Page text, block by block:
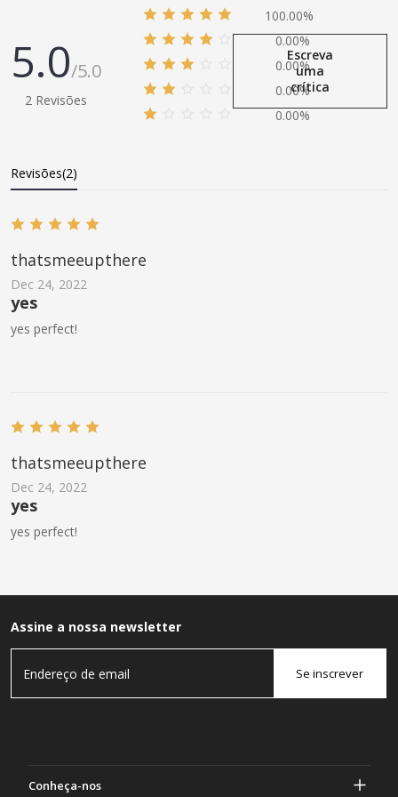
5.0/5.0
2 Revisões
100.00%
0.00%
0.00%
0.00%
0.00%
Escreva
uma
crítica
Revisões(2)
thatsmeeupthere
Dec 24, 2022
yes
yes perfect!
thatsmeeupthere
Dec 24, 2022
yes
yes perfect!
Assine a nossa newsletter
Se inscrever
Conheça-nos